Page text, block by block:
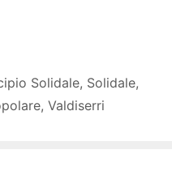
Solidale, Solidale,
, Valdiserri